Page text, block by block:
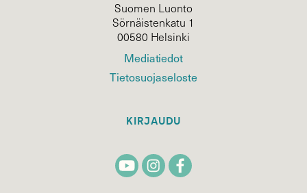
Suomen Luonto
Sörnäistenkatu 1
00580 Helsinki
Mediatiedot
Tietosuojaseloste
KIRJAUDU